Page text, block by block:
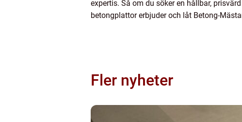
expertis. Så om du söker en hållbar,
betongplattor erbjuder och låt Betong-
Fler nyheter